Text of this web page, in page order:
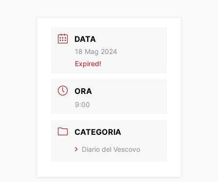
DATA
18 Mag 2024
Expired!
ORA
9:00
CATEGORIA
Diario del Vescovo